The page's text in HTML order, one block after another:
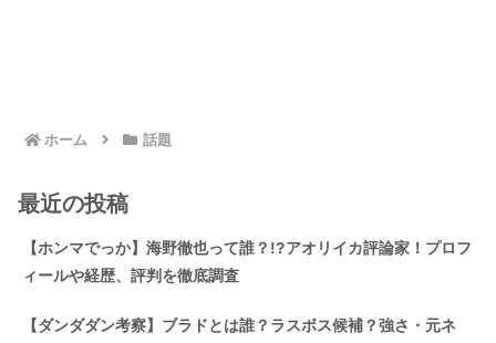
ホーム 話題
最近の投稿
【ホンマでっか】海野徹也って誰？!?アオリイカ評論家！プロフ
ィールや経歴、評判を徹底調査
【ダンダダン考察】ブラドとは誰？ラスボス候補？強さ・元ネ